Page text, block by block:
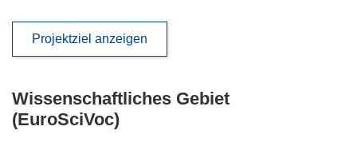
Projektziel anzeigen
Wissenschaftliches Gebiet
(EuroSciVoc)